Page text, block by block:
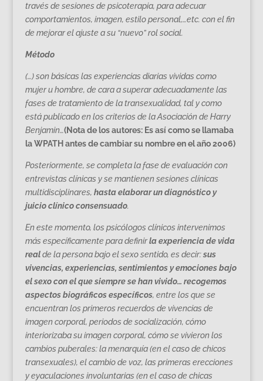
través de sesiones de psicoterapia, para adecuar
comportamientos, imagen, estilo personal,…etc. con el fin
de mejorar el ajuste a su “nuevo” rol social.
Método
(…) son básicas las experiencias diarias vividas como
mujer u hombre, de cara a superar adecuadamente las
fases de tratamiento de la transexualidad, tal y como
está publicado en los criterios de la Asociación de Harry
Benjamin…(Nota de los autores: Es así como se llamaba
la WPATH antes de cambiar su nombre en el año 2006)
Posteriormente, se completa la fase de evaluación con
entrevistas clínicas y se mantienen sesiones clínicas
multidisciplinares, hasta elaborar un diagnóstico y
juicio clínico consensuado.
En este momento, los psicólogos clínicos intervenimos
más específicamente para definirla experiencia de vida
realde la persona bajo el sexo sentido, es decir:sus
vivencias, experiencias, sentimientos y emociones bajo
el sexo con el que siempre se han vivido… recogemos
aspectos biográficos específicos, entre los que se
encuentran los primeros recuerdos de vivencias de
imagen corporal, periodos de socialización, cómo
interiorizaba su imagen corporal, cómo se vivieron los
cambios puberales: la menarquía (en el caso de chicos
transexuales), el cambio de voz, las primeras erecciones
y eyaculaciones involuntarias (en el caso de chicas